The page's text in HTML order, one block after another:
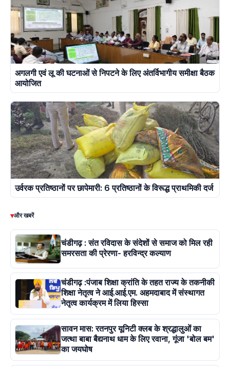
अगलगी एवं लू की घटनाओं से निपटने के लिए अंतर्विभागीय समीक्षा बैठक
आयोजित
उर्वरक प्रतिष्ठानों पर छापेमारी: 6 प्रतिष्ठानों के विरूद्ध प्राथमिकी दर्ज
▾और खबरें
चंडीगढ़ : संत रविदास के संदेशों से समाज को मिल रही
समरसता की प्रेरणा- हरविन्द्र कल्याण
चंडीगढ़ :पंजाब शिक्षा क्रांति के तहत राज्य के तकनीकी
शिक्षा नेतृत्व ने आई.आई.एम. अहमदाबाद में संस्थागत
नेतृत्व कार्यक्रम में लिया हिस्सा
सावन मास: रतनपुर यूनिटी क्लब के श्रद्धालुओं का
जत्था बाबा बैद्यनाथ धाम के लिए रवाना, गूंजा 'बोल बम'
का जयघोष